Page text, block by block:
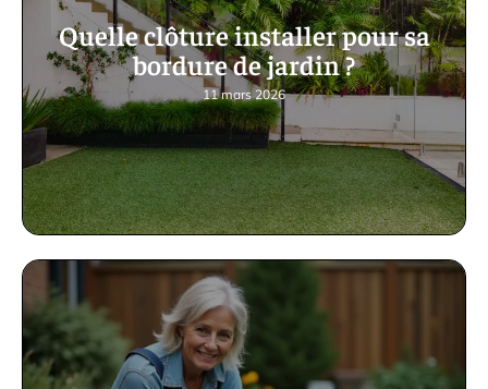
Quelle clôture installer pour sa
bordure de jardin ?
11 mars 2026